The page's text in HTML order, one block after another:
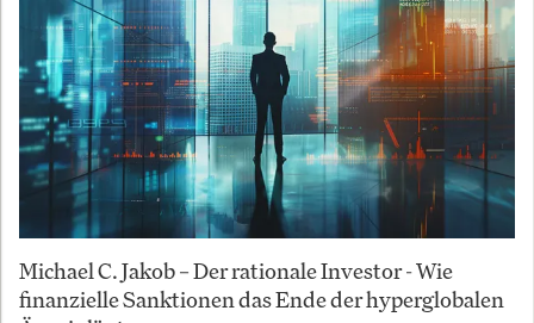
Michael C. Jakob – Der rationale Investor - Wie
finanzielle Sanktionen das Ende der hyperglobalen